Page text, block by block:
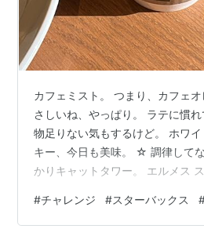
カフェミスト。 つまり、カフェ
さしいね、やっぱり。 ラテに慣
物足りない気もするけど。 ホワ
キー、今日も美味。 ☆ 調律して
かりキャットタワー。 エルメス
オレンジ シルク HERMES レディ
70cm 正方形 ドット アクセサリ
#チャレンジ #スターバックス